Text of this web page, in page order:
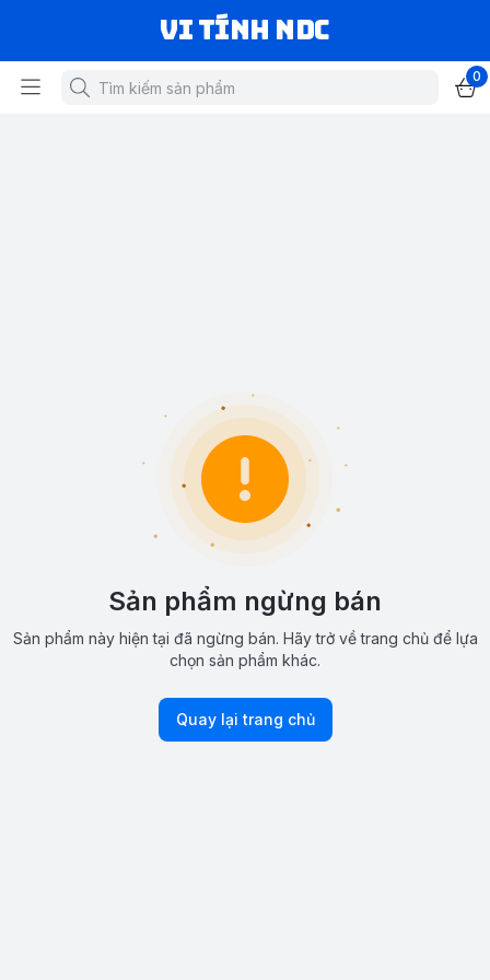
VI TÍNH NDC
0
Sản phẩm ngừng bán
Sản phẩm này hiện tại đã ngừng bán. Hãy trở về trang chủ để lựa
chọn sản phẩm khác.
Quay lại trang chủ